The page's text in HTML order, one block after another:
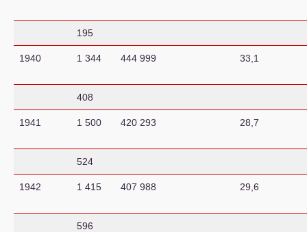
195
1940 1 344 444 999 33,1
408
1941 1 500 420 293 28,7
524
1942 1 415 407 988 29,6
596